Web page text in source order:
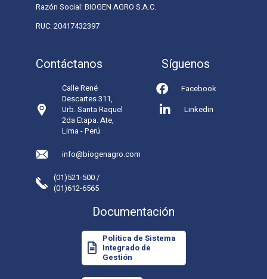
Razón Social: BIOGEN AGRO S.A.C.
RUC: 20417432397
Contáctanos
Calle René
Descartes 311,
Urb. Santa Raquel
2da Etapa. Ate,
Lima - Perú
info@biogenagro.com
(01)521-500 /
(01)612-6565
Síguenos
Facebook
Linkedin
Documentación
Política de Sistema
Integrado de
Gestión